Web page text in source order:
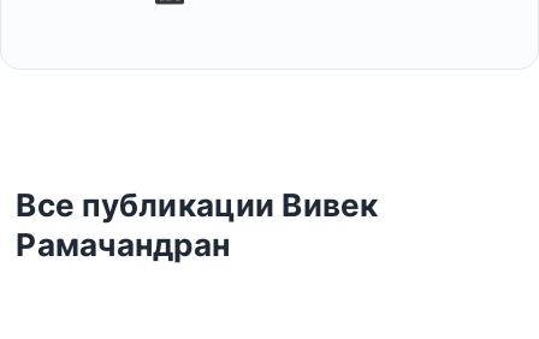
Все публикации Вивек
Рамачандран